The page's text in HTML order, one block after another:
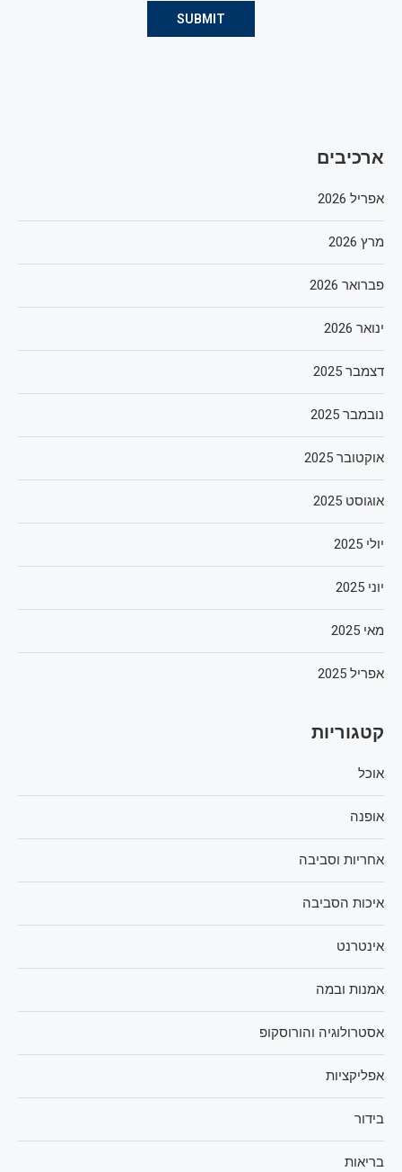
ארכיבים
אפריל 2026
מרץ 2026
פברואר 2026
ינואר 2026
דצמבר 2025
נובמבר 2025
אוקטובר 2025
אוגוסט 2025
יולי 2025
יוני 2025
מאי 2025
אפריל 2025
קטגוריות
אוכל
אופנה
אחריות וסביבה
איכות הסביבה
אינטרנט
אמנות ובמה
אסטרולוגיה והורוסקופ
אפליקציות
בידור
בריאות